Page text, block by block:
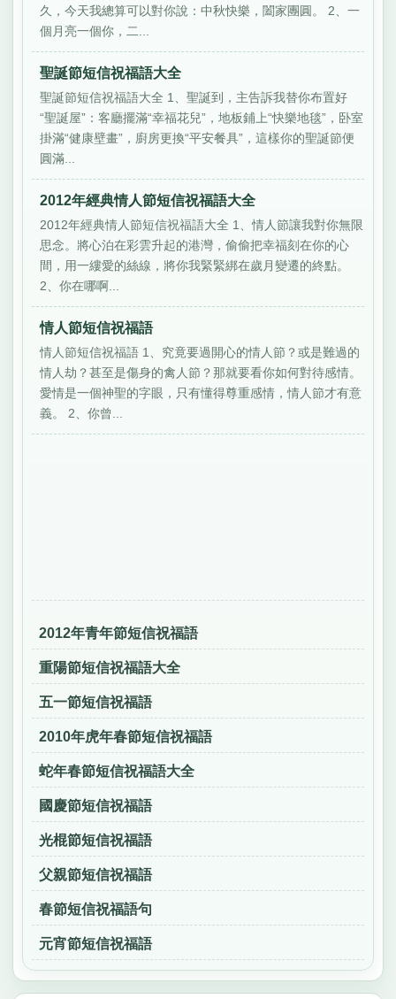
久，今天我總算可以對你說：中秋快樂，闔家團圓。 2、一
個月亮一個你，二...
聖誕節短信祝福語大全
聖誕節短信祝福語大全 1、聖誕到，主告訴我替你布置好
“聖誕屋”：客廳擺滿“幸福花兒”，地板鋪上“快樂地毯”，卧室
掛滿“健康壁畫”，廚房更換“平安餐具”，這樣你的聖誕節便
圓滿...
2012年經典情人節短信祝福語大全
2012年經典情人節短信祝福語大全 1、情人節讓我對你無限
思念。將心泊在彩雲升起的港灣，偷偷把幸福刻在你的心
間，用一縷愛的絲線，將你我緊緊綁在歲月變遷的終點。
2、你在哪啊...
情人節短信祝福語
情人節短信祝福語 1、究竟要過開心的情人節？或是難過的
情人劫？甚至是傷身的禽人節？那就要看你如何對待感情。
愛情是一個神聖的字眼，只有懂得尊重感情，情人節才有意
義。 2、你曾...
2012年青年節短信祝福語
重陽節短信祝福語大全
五一節短信祝福語
2010年虎年春節短信祝福語
蛇年春節短信祝福語大全
國慶節短信祝福語
光棍節短信祝福語
父親節短信祝福語
春節短信祝福語句
元宵節短信祝福語